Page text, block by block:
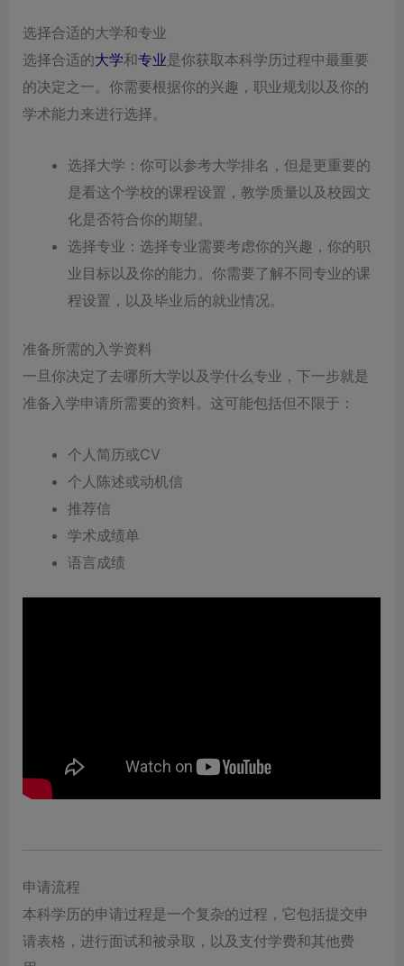
选择合适的大学和专业
选择合适的大学和专业是你获取本科学历过程中最重要
的决定之一。你需要根据你的兴趣，职业规划以及你的
学术能力来进行选择。
选择大学：你可以参考大学排名，但是更重要的
是看这个学校的课程设置，教学质量以及校园文
化是否符合你的期望。
选择专业：选择专业需要考虑你的兴趣，你的职
业目标以及你的能力。你需要了解不同专业的课
程设置，以及毕业后的就业情况。
准备所需的入学资料
一旦你决定了去哪所大学以及学什么专业，下一步就是
准备入学申请所需要的资料。这可能包括但不限于：
个人简历或CV
个人陈述或动机信
推荐信
学术成绩单
语言成绩
申请流程
本科学历的申请过程是一个复杂的过程，它包括提交申
请表格，进行面试和被录取，以及支付学费和其他费